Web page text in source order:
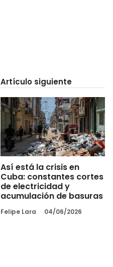
Artículo siguiente
Así está la crisis en
Cuba: constantes cortes
de electricidad y
acumulación de basuras
Felipe Lara 04/06/2026